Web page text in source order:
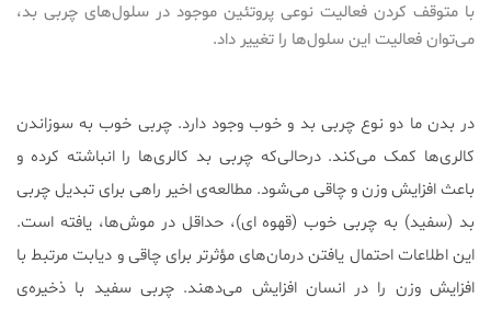
با متوقف کردن فعالیت نوعی پروتئین موجود در سلول‌های چربی بد،
می‌توان فعالیت این سلول‌ها را تغییر داد.
در بدن ما دو نوع چربی بد و خوب وجود دارد. چربی خوب به سوزاندن
کالری‌ها کمک می‌کند. درحالی‌که چربی بد کالری‌ها را انباشته کرده و
باعث افزایش وزن و چاقی می‌شود. مطالعه‌ی اخیر راهی برای تبدیل چربی
بد (سفید) به چربی خوب (قهوه ای)، حداقل در موش‌ها، یافته است.
این اطلاعات احتمال یافتن درمان‌های مؤثر‌تر برای چاقی و دیابت مرتبط با
افزایش وزن را در انسان افزایش می‌دهند. چربی سفید با ذخیره‌ی